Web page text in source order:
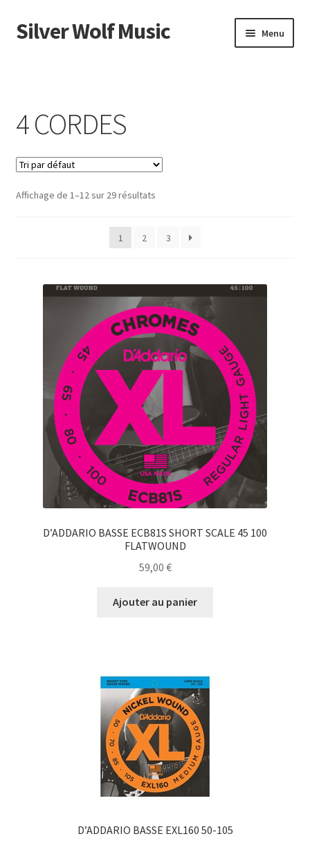
Aller
à
Aller
au
Silver Wolf Music Menu
Panier
Mon compte
4 CORDES
Affichage de 1–12 sur 29 résultats
1 2 3
D’ADDARIO BASSE ECB81S SHORT SCALE 45 100
FLATWOUND
59,00 €
Ajouter au panier
D’ADDARIO BASSE EXL160 50-105